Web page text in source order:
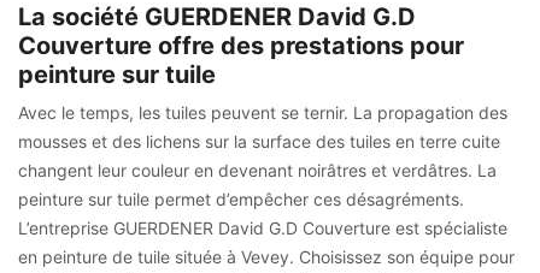
La société GUERDENER David G.D
Couverture offre des prestations pour
peinture sur tuile
Avec le temps, les tuiles peuvent se ternir. La propagation des
mousses et des lichens sur la surface des tuiles en terre cuite
changent leur couleur en devenant noirâtres et verdâtres. La
peinture sur tuile permet d’empêcher ces désagréments.
L’entreprise GUERDENER David G.D Couverture est spécialiste
en peinture de tuile située à Vevey. Choisissez son équipe pour